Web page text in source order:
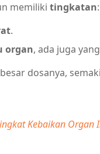
memiliki tingkatan:
.
organ, ada juga yang
dosanya,
Kebaikan Organ